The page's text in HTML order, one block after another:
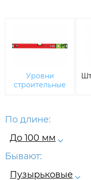
Уровни
строительные
По длине:
До 100 мм
Бывают:
Пузырьковые